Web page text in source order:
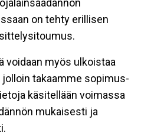
on tehty erillisen
voidaan myös ulkoistaa
takaamme sopimus-
käsitellään voimassa
mukaisesti ja